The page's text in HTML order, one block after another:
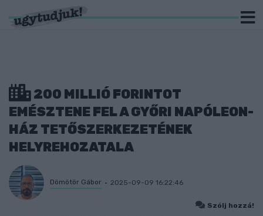
200 MILLIÓ FORINTOT
EMÉSZTENE FEL A GYŐRI NAPÓLEON-
HÁZ TETŐSZERKEZETÉNEK
HELYREHOZATALA
Dömötör Gábor 2025-09-09 16:22:46
Szólj hozzá!